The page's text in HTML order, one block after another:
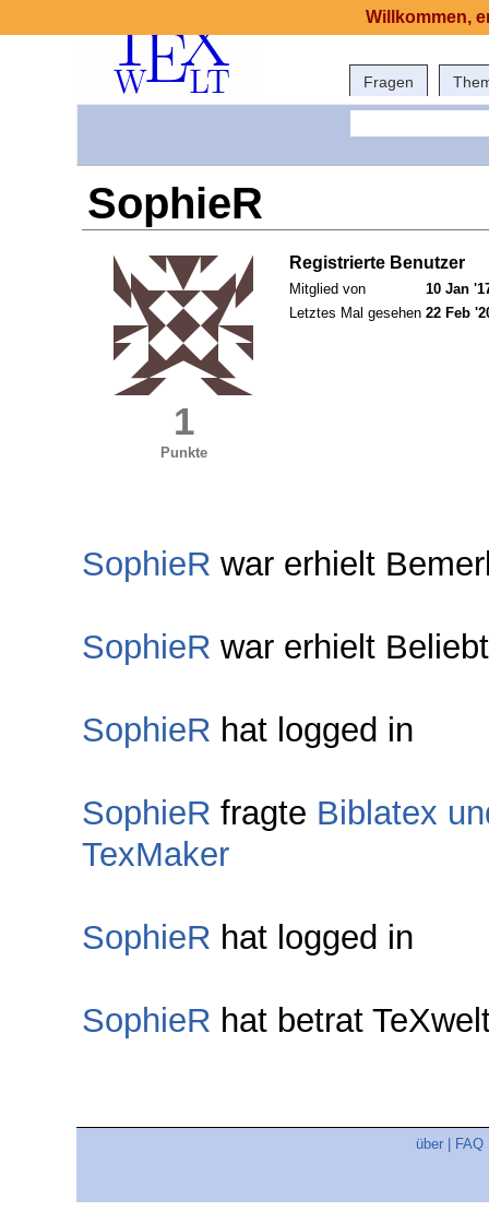
Fragen
SophieR
1
Punkte
Registrierte Benutzer
Mitglied von
10 Jan
Letztes Mal gesehen 22 Feb
SophieR war erhielt
SophieR war erhielt
SophieR hat logged in
SophieR fragte Biblatex
TexMaker
SophieR hat logged in
SophieR hat betrat
über FAQ
Willkommen,